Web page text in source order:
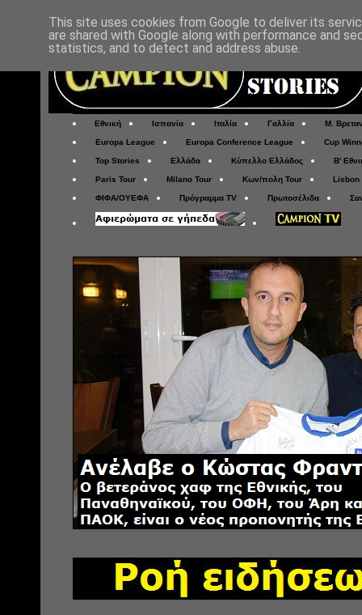
Εθνική Ισπανία Ιταλία Γαλλία Μ.
Europa League Europa Conference League Cup
Top Stories Ελλάδα Κύπελλο Ελλάδος Β'
Paris Tour Milano Tour Κων/πολη Tour Lisbon
ΦΙΦΑ/ΟΥΕΦΑ Πρόγραμμα TV Πρωτοσέλιδα
This site uses cookies from Google to deliver its
are shared with Google along with performance and
statistics, and to detect and address abuse.